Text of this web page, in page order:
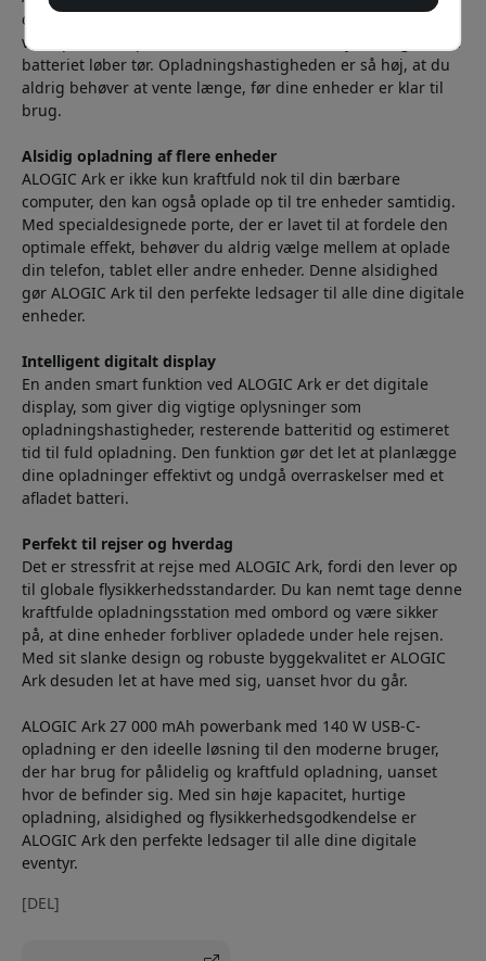
computere hurtigt og effektivt. Det gør det muligt for dig at
være produktiv på farten, uden at skulle bekymre dig om, at
batteriet løber tør. Opladningshastigheden er så høj, at du
aldrig behøver at vente længe, før dine enheder er klar til
brug.
Alsidig opladning af flere enheder
ALOGIC Ark er ikke kun kraftfuld nok til din bærbare
computer, den kan også oplade op til tre enheder samtidig.
Med specialdesignede porte, der er lavet til at fordele den
optimale effekt, behøver du aldrig vælge mellem at oplade
din telefon, tablet eller andre enheder. Denne alsidighed
gør ALOGIC Ark til den perfekte ledsager til alle dine digitale
enheder.
Intelligent digitalt display
En anden smart funktion ved ALOGIC Ark er det digitale
display, som giver dig vigtige oplysninger som
opladningshastigheder, resterende batteritid og estimeret
tid til fuld opladning. Den funktion gør det let at planlægge
dine opladninger effektivt og undgå overraskelser med et
afladet batteri.
Perfekt til rejser og hverdag
Det er stressfrit at rejse med ALOGIC Ark, fordi den lever op
til globale flysikkerhedsstandarder. Du kan nemt tage denne
kraftfulde opladningsstation med ombord og være sikker
på, at dine enheder forbliver opladede under hele rejsen.
Med sit slanke design og robuste byggekvalitet er ALOGIC
Ark desuden let at have med sig, uanset hvor du går.
ALOGIC Ark 27 000 mAh powerbank med 140 W USB-C-
opladning er den ideelle løsning til den moderne bruger,
der har brug for pålidelig og kraftfuld opladning, uanset
hvor de befinder sig. Med sin høje kapacitet, hurtige
opladning, alsidighed og flysikkerhedsgodkendelse er
ALOGIC Ark den perfekte ledsager til alle dine digitale
eventyr.
[DEL]